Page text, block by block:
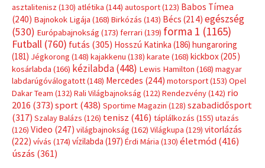
asztalitenisz (130) atlétika (144) autosport(123) Babos Tímea
(240) Bajnokok Ligája (168) Birkózás (143) Bécs (214) egészség
(530) Európabajnokság (173) ferrari (139) forma 1 (1165)
Futball (760) futás (305) Hosszú Katinka (186) hungaroring
(181) Jégkorong (148) kajakkenu (138) karate (168) kickbox(205)
kosárlabda (166) kézilabda(448) Lewis Hamilton (168) magyar
labdarúgóválogatott(148) Mercedes (244) motorsport(153) Opel
Dakar Team (132) Rali Világbajnokság (122) Rendezvény(142) rio
2016 (373) sport(438) Sportime Magazin (128) szabadidősport
(317) Szalay Balázs (126) tenisz (416) táplálkozás (155) utazás
(126) Video (247) világbajnokság (162) Világkupa (129) vitorlázás
(222) vívás (174) vízilabda (197) Érdi Mária (130) életmód(416)
úszás (361)